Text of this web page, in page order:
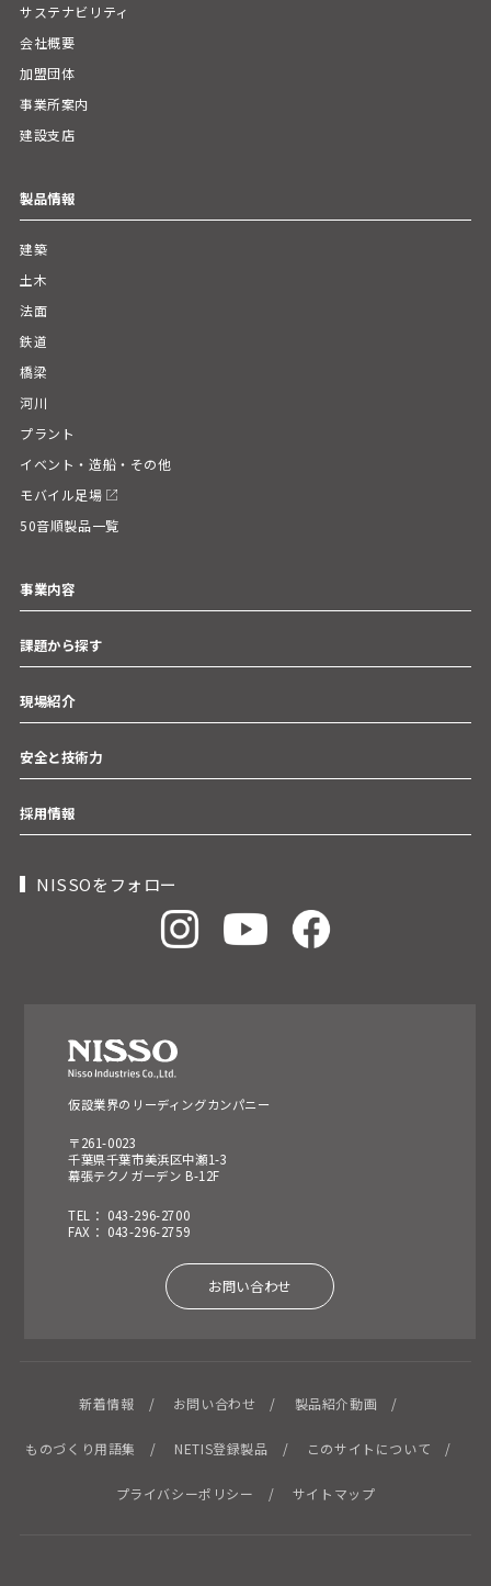
サステナビリティ
会社概要
加盟団体
事業所案内
建設支店
製品情報
建築
土木
法面
鉄道
橋梁
河川
プラント
イベント・造船・その他
モバイル足場
50音順製品一覧
事業内容
課題から探す
現場紹介
安全と技術力
採用情報
NISSOをフォロー
仮設業界のリーディングカンパニー
〒261-0023
千葉県千葉市美浜区中瀬1-3
幕張テクノガーデン B-12F
TEL： 043-296-2700
FAX： 043-296-2759
お問い合わせ
新着情報 お問い合わせ 製品紹介動画
ものづくり用語集 NETIS登録製品 このサイトについて
プライバシーポリシー サイトマップ